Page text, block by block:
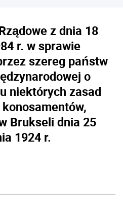
z dnia 18
r. w sprawie
szereg państw
o
niektórych zasad
Brukseli dnia 25
1924 r.